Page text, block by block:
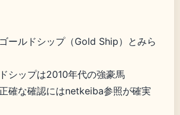
ールドシップ（Gold Ship）とみら
シップは2010年代の強豪馬
確な確認にはnetkeiba参照が確実